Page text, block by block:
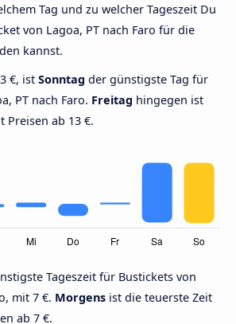
Tag und zu welcher Tageszeit Du
von Lagoa, PT nach Faro für die
kannst.
€, ist Sonntag der günstigste Tag für
PT nach Faro. Freitag hingegen ist
Preisen ab 13 €.
Tageszeit für Bustickets von
mit 7 €. Morgens ist die teuerste Zeit
ab 7 €.